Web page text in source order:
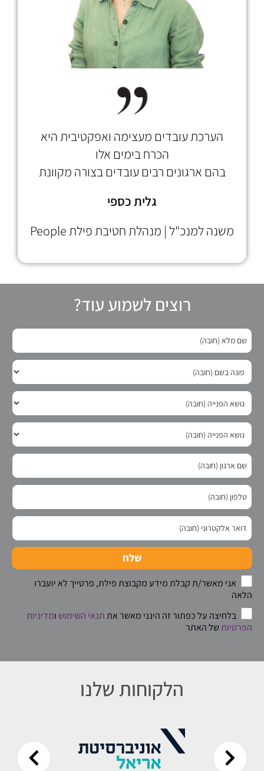
הערכת עובדים מעצימה ואפקטיבית היא
הכרח בימים אלו
בהם ארגונים רבים עובדים בצורה מקוונת
גלית כספי
משנה למנכ"ל | מנהלת חטיבת פילת People
רוצים לשמוע עוד?
שלח
אני מאשר/ת קבלת מידע מקבוצת פילת, פרטייך לא יועברו
הלאה
בלחיצה על כפתור זה הינני מאשר אתתנאי השימוש ומדיניות
הפרטיותשל האתר
הלקוחות שלנו